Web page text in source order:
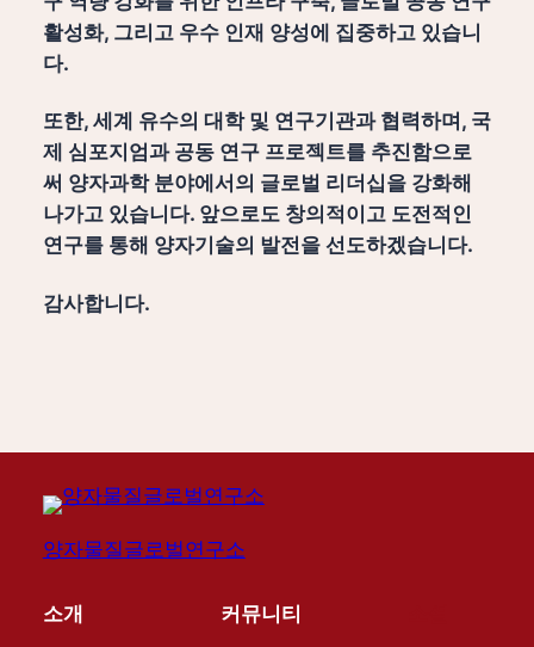
활성화, 그리고 우수 인재 양성에 집중하고 있습니
다.
또한, 세계 유수의 대학 및 연구기관과 협력하며, 국
제 심포지엄과 공동 연구 프로젝트를 추진함으로
써 양자과학 분야에서의 글로벌 리더십을 강화해
나가고 있습니다. 앞으로도 창의적이고 도전적인
연구를 통해 양자기술의 발전을 선도하겠습니다.
감사합니다.
양자물질글로벌연구소
소개 커뮤니티